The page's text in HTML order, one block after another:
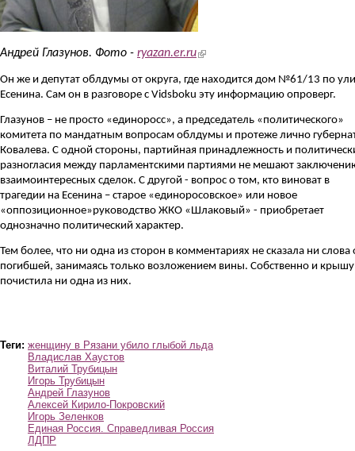
Андрей Глазунов. Фото - ryazan.er.ru(link is external)
Он же и депутат облдумы от округа, где находится дом №61/13 по
Есенина. Сам он в разговоре с Vidsboku эту информацию опроверг.
Глазунов – не просто «единоросс», а председатель «политического»
комитета по мандатным вопросам облдумы и протеже лично
Ковалева. С одной стороны, партийная принадлежность и
разногласия между парламентскими партиями не мешают
взаимоинтересных сделок. С другой - вопрос о том, кто виноват в
трагедии на Есенина – старое «единоросовское» или новое
«оппозиционное»руководство ЖКО «Шлаковый» - приобретает
однозначно политический характер.
Тем более, что ни одна из сторон в комментариях не сказала ни слова
погибшей, занимаясь только возложением вины. Собственно и
почистила ни одна из них.
Теги: женщину в Рязани убило глыбой льда
Владислав Хаустов
Виталий Трубицын
Игорь Трубицын
Андрей Глазунов
Алексей Кирило-Покровский
Игорь Зеленков
Единая Россия. Справедливая Россия
ЛДПР